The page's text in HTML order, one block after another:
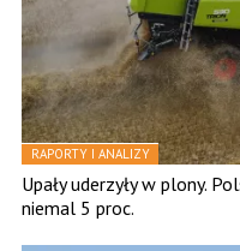
RAPORTY I ANALIZY
Upały uderzyły w plony.
niemal 5 proc.